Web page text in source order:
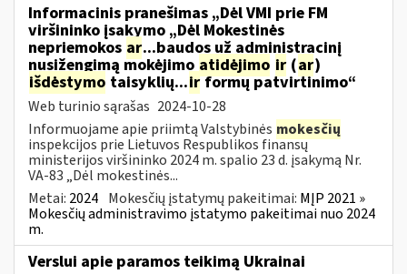
Informacinis pranešimas „Dėl VMI prie FM
viršininko įsakymo „Dėl Mokestinės
nepriemokos ar...baudos už administracinį
nusižengimą mokėjimo atidėjimo ir (ar)
išdėstymo taisyklių...irformų patvirtinimo“
Web turinio sąrašas 2024-10-28
Informuojame apie priimtą Valstybinės mokesčių
inspekcijos prie Lietuvos Respublikos finansų
ministerijos viršininko 2024 m. spalio 23 d. įsakymą Nr.
VA-83 „Dėl mokestinės...
Metai: 2024 Mokesčių įstatymų pakeitimai: MĮP 2021 »
Mokesčių administravimo įstatymo pakeitimai nuo 2024
m.
Verslui apie paramos teikimą Ukrainai